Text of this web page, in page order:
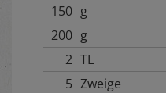
150 g
200 g
2 TL
5 Zweige